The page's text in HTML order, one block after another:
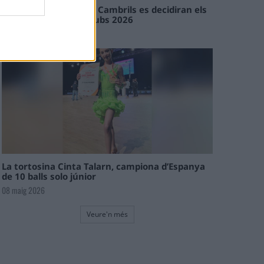
En les tirades de Flix i Cambrils es decidiran els
campions de l’Interclubs 2026
La tortosina Cinta Talarn, campiona d’Espanya
de 10 balls solo júnior
08 maig 2026
Veure'n més